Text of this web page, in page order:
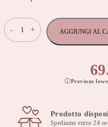
-
Hush
Magnetic
quantità
+ AGGIUNGI AL
Previous
Prodotto
Spediamo entro 24